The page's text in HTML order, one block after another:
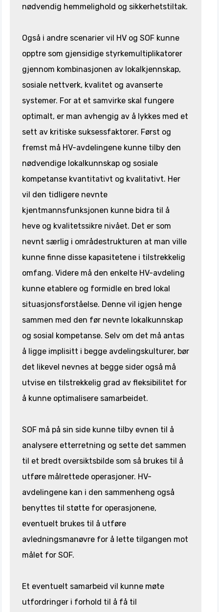
nødvendig hemmelighold og sikkerhetstiltak.
Også i andre scenarier vil HV og SOF kunne
opptre som gjensidige styrkemultiplikatorer
gjennom kombinasjonen av lokalkjennskap,
sosiale nettverk, kvalitet og avanserte
systemer. For at et samvirke skal fungere
optimalt, er man avhengig av å lykkes med et
sett av kritiske suksessfaktorer. Først og
fremst må HV-avdelingene kunne tilby den
nødvendige lokalkunnskap og sosiale
kompetanse kvantitativt og kvalitativt. Her
vil den tidligere nevnte
kjentmannsfunksjonen kunne bidra til å
heve og kvalitetssikre nivået. Det er som
nevnt særlig i områdestrukturen at man ville
kunne finne disse kapasitetene i tilstrekkelig
omfang. Videre må den enkelte HV-avdeling
kunne etablere og formidle en bred lokal
situasjonsforståelse. Denne vil igjen henge
sammen med den før nevnte lokalkunnskap
og sosial kompetanse. Selv om det må antas
å ligge implisitt i begge avdelingskulturer, bør
det likevel nevnes at begge sider også må
utvise en tilstrekkelig grad av fleksibilitet for
å kunne optimalisere samarbeidet.
SOF må på sin side kunne tilby evnen til å
analysere etterretning og sette det sammen
til et bredt oversiktsbilde som så brukes til å
utføre målrettede operasjoner. HV-
avdelingene kan i den sammenheng også
benyttes til støtte for operasjonene,
eventuelt brukes til å utføre
avledningsmanøvre for å lette tilgangen mot
målet for SOF.
Et eventuelt samarbeid vil kunne møte
utfordringer i forhold til å få til